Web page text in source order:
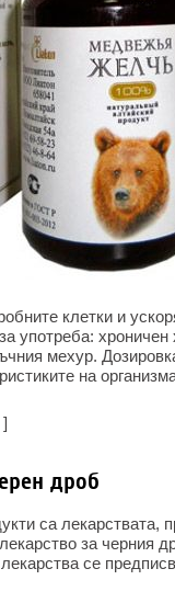
клетки и
употреба:
мехур.
на
]
дроб
са лекарствата,
за черния
се